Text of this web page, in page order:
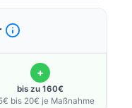
+
bis zu 160€
bis 20€ je Maßnahme